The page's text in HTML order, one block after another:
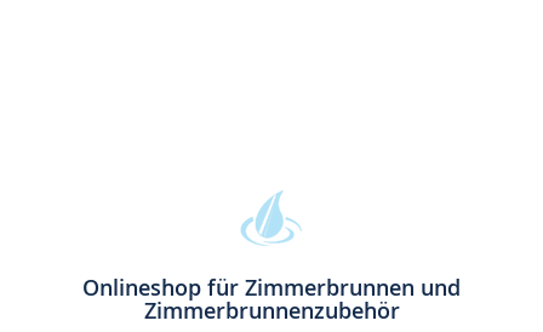
Onlineshop für Zimmerbrunnen und
Zimmerbrunnenzubehör